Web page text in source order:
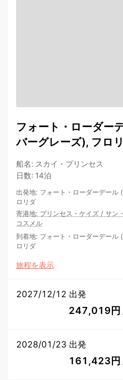
フォート・ローダー
バーグレーズ), フロ
船名: スカイ・プリンセス
日数: 14泊
出発地: フォート・ローダーデール
ロリダ
寄港地: プリンセス・ケイズ / サン
コスメル
到着地: フォート・ローダーデール
ロリダ
旅程を表示
2027/12/12 出発
247,019円
2028/01/23 出発
161,423円